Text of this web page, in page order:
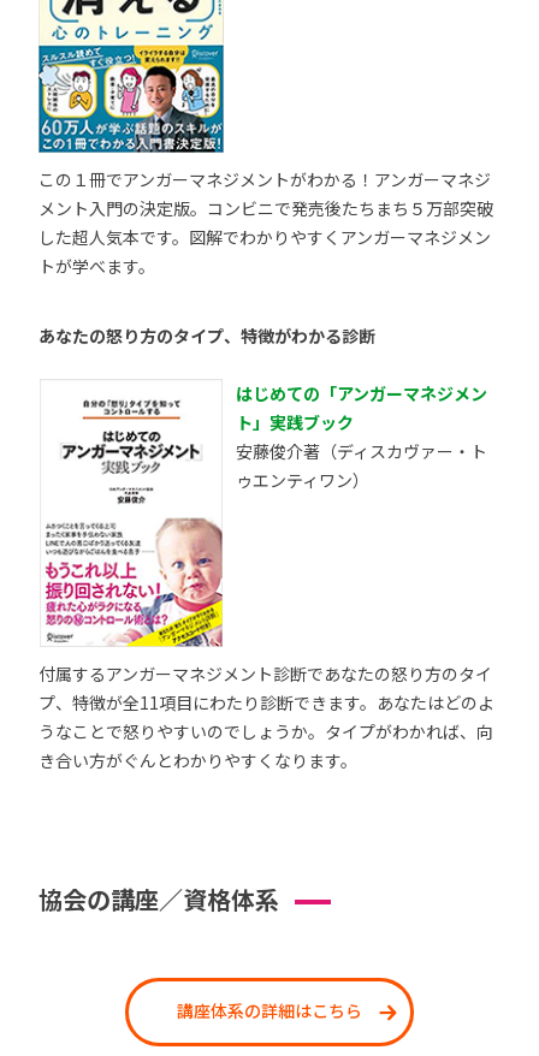
この１冊でアンガーマネジメントがわかる！アンガーマネジ
メント入門の決定版。コンビニで発売後たちまち５万部突破
した超人気本です。図解でわかりやすくアンガーマネジメン
トが学べます。
あなたの怒り方のタイプ、特徴がわかる診断
はじめての「アンガーマネジメン
ト」実践ブック
安藤俊介著（ディスカヴァー・ト
ゥエンティワン）
付属するアンガーマネジメント診断であなたの怒り方のタイ
プ、特徴が全11項目にわたり診断できます。あなたはどのよ
うなことで怒りやすいのでしょうか。タイプがわかれば、向
き合い方がぐんとわかりやすくなります。
協会の講座／資格体系
講座体系の詳細はこちら